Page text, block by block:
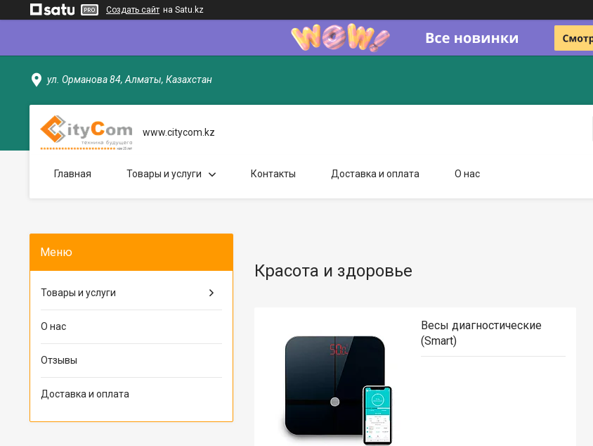
Создать сайт на Satu.kz
ул. Орманова 84, Алматы, Казахстан
www.citycom.kz
Главная Товары и услуги Контакты Доставка и оплата О нас
Красота и здоровье
Весы диагностические
(Smart)
Товары и услуги
О нас
Отзывы
Доставка и оплата